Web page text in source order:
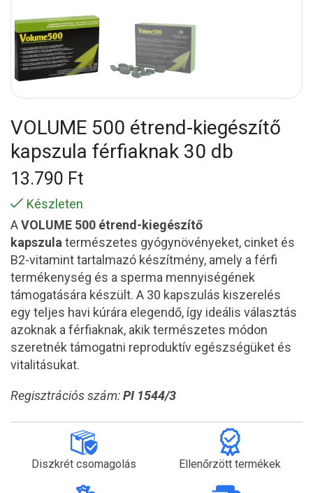
VOLUME 500 étrend-kiegészítő
kapszula férfiaknak 30 db
13.790 Ft
Készleten
AVOLUME 500 étrend-kiegészítő
kapszulatermészetes gyógynövényeket, cinket és
B2-vitamint tartalmazó készítmény, amely a férfi
termékenység és a sperma mennyiségének
támogatására készült. A 30 kapszulás kiszerelés
egy teljes havi kúrára elegendő, így ideális választás
azoknak a férfiaknak, akik természetes módon
szeretnék támogatni reproduktív egészségüket és
vitalitásukat.
Regisztrációs szám:PI 1544/3
Diszkrét csomagolás Ellenőrzött termékek